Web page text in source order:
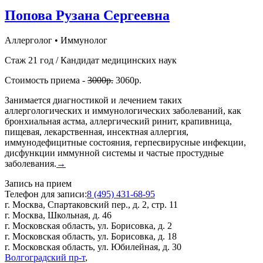
Попова Рузана Сергеевна
Аллерголог • Иммунолог
Стаж 21 год / Кандидат медицинских наук
Стоимость приема - 3000р. 3060р.
Занимается диагностикой и лечением таких
аллергологических и иммунологических заболеваний, как
бронхиальная астма, аллергический ринит, крапивница,
пищевая, лекарственная, инсектная аллергия,
иммунодефицитные состояния, герпесвирусные инфекции,
дисфункции иммунной системы и частые простудные
заболевания. →
Запись на прием
Телефон для записи:8 (495) 431-68-95
г. Москва, Спартаковский пер., д. 2, стр. 11
г. Москва, Школьная, д. 46
г. Московская область, ул. Борисовка, д. 2
г. Московская область, ул. Борисовка, д. 18
г. Московская область, ул. Юбилейная, д. 30
Волгоградский пр-т,